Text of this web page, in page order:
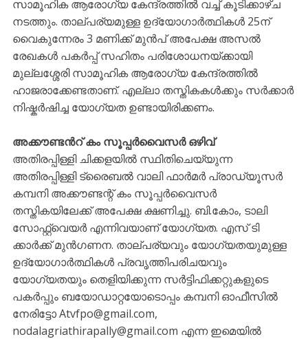
സാമൂഹിക ആരോഗ്യ കേന്ദ്രത്തിൽ വച്ച് കൂടിക്കാഴ്ച
നടത്തും. താല്പര്യമുള്ള ഉദ്യോഗാർത്ഥികൾ 25ന്
വൈകുന്നേരം 3 മണിക്ക് മുൻപ് അപേക്ഷ അസൽ
രേഖകൾ പകർപ്പ് സഹിതം പരിശോധനയ്ക്കായി
മുല്ലശ്ശേരി സാമൂഹിക ആരോഗ്യ കേന്ദ്രത്തിൽ
ഹാജരാക്കേണ്ടതാണ്. എല്ലാ തസ്തികകൾക്കും സർക്കാർ
നിഷ്കർഷിച്ച യോഗ്യത ഉണ്ടായിരിക്കണം.
അക്കൗണ്ടൻറ് കം സൂപ്പർവൈസർ ഒഴിവ്
അതിരപ്പിള്ളി ചിക്കളയിൽ സ്ഥിതിചെയ്യുന്ന
അതിരപ്പിള്ളി ട്രൈബൽ വാലി ഫാർമർ പ്രാഡ്യൂസർ
കമ്പനി അക്കൗണ്ടന്റ് കം സൂപ്പർവൈസർ
തസ്തികയിലേക്ക് അപേക്ഷ ക്ഷണിച്ചു. ബി.കോം, ടാലി
സോഫ്റ്റ്‌വെയർ എന്നിവയാണ് യോഗ്യത. എസ് ടി
ക്കാർക്ക് മുൻഗണന. താല്പര്യവും യോഗ്യതയുമുള്ള
ഉദ്യോഗാർത്ഥികൾ പ്രവൃത്തിപരിചയവും
യോഗ്യതയും തെളിയിക്കുന്ന സർട്ടിഫിക്കറ്റുകളുടെ
പകർപ്പും ബയോഡാറ്റയോടൊപ്പം കമ്പനി ഓഫീസിൽ
നേരിട്ടോ Atvfpo@gmail.com,
nodalagriathirapally@gmail.com എന്ന ഇമെയിൽ